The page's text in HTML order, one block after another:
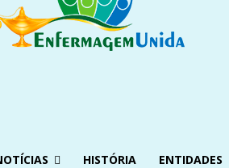
HISTÓRIA ENTIDADES